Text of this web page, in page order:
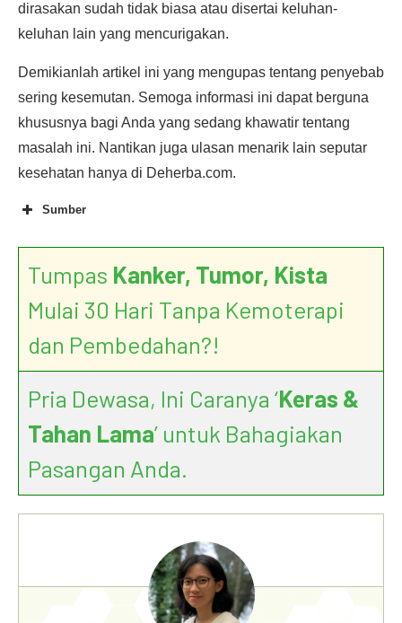
dirasakan sudah tidak biasa atau disertai keluhan-
keluhan lain yang mencurigakan.
Demikianlah artikel ini yang mengupas tentang penyebab
sering kesemutan. Semoga informasi ini dapat berguna
khususnya bagi Anda yang sedang khawatir tentang
masalah ini. Nantikan juga ulasan menarik lain seputar
kesehatan hanya di Deherba.com.
Sumber
Tumpas Kanker, Tumor, Kista
Mulai 30 Hari Tanpa Kemoterapi
dan Pembedahan?!
Pria Dewasa, Ini Caranya ‘Keras &
Tahan Lama’ untuk Bahagiakan
Pasangan Anda.